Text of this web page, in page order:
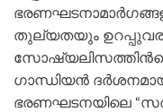
തുല്യതയും
ഗാന്ധിയൻ
ഭരണഘടനയിലെ